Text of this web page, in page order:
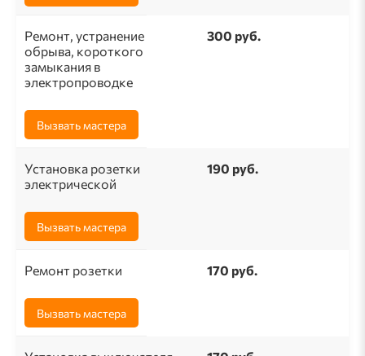
Ремонт, устранение
обрыва, короткого
замыкания в
электропроводке
300 руб.
Вызвать мастера
Установка розетки
электрической
190 pуб.
Вызвать мастера
Ремонт розетки 170 pуб.
Вызвать мастера